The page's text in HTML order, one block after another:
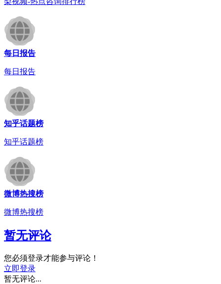
每日报告
每日报告
知乎话题榜
知乎话题榜
微博热搜榜
微博热搜榜
暂无评论
您必须登录才能参与评论！
立即登录
暂无评论...